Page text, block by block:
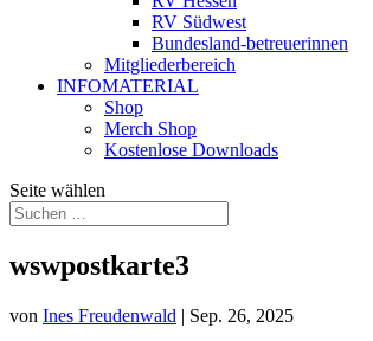
RV Südwest
Bundesland-betreuerinnen
Mitgliederbereich
INFOMATERIAL
Shop
Merch Shop
Kostenlose Downloads
Seite wählen
wswpostkarte3
von Ines Freudenwald | Sep. 26, 2025